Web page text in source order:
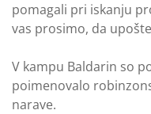
pomagali pri iskanju
vas prosimo, da
V kampu Baldarin so
poimenovalo
narave.